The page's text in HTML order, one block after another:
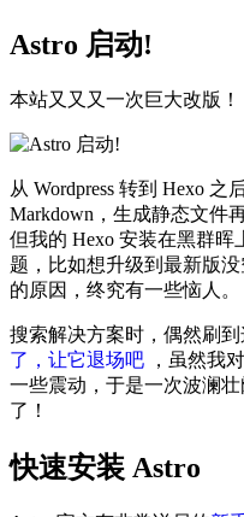
Astro 启动!
本站又又又一次巨大改版！
从 Wordpress 转到 Hexo
Markdown，生成静态文件
但我的 Hexo 安装在黑群晖
题，比如想升级到最新版
的原因，终究有一些恼人。
搜索解决方案时，偶然刷到
了，让它退场吧
，虽然我
一些震动，于是一次波澜壮
了！
快速安装 Astro